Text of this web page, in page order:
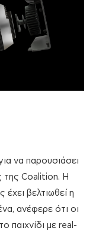
να παρουσιάσει
της Coalition. Η
βελτιωθεί η
ανέφερε ότι οι
παιχνίδι με real-